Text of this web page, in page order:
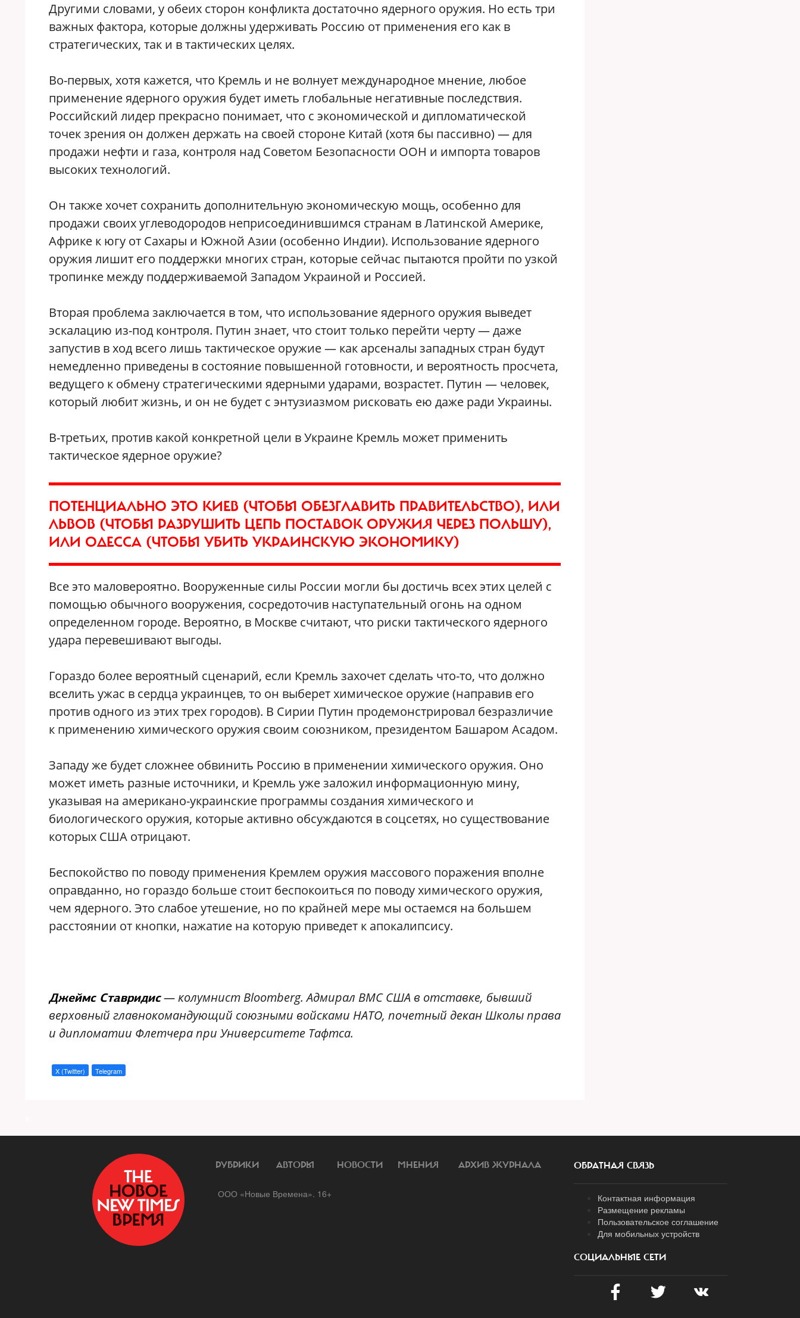
Другими словами, у обеих сторон конфликта достаточно ядерного оружия. Но есть три
важных фактора, которые должны удерживать Россию от применения его как в
стратегических, так и в тактических целях.
Во-первых, хотя кажется, что Кремль и не волнует международное мнение, любое
применение ядерного оружия будет иметь глобальные негативные последствия.
Российский лидер прекрасно понимает, что с экономической и дипломатической
точек зрения он должен держать на своей стороне Китай (хотя бы пассивно) — для
продажи нефти и газа, контроля над Советом Безопасности ООН и импорта товаров
высоких технологий.
Он также хочет сохранить дополнительную экономическую мощь, особенно для
продажи своих углеводородов неприсоединившимся странам в Латинской Америке,
Африке к югу от Сахары и Южной Азии (особенно Индии). Использование ядерного
оружия лишит его поддержки многих стран, которые сейчас пытаются пройти по узкой
тропинке между поддерживаемой Западом Украиной и Россией.
Вторая проблема заключается в том, что использование ядерного оружия выведет
эскалацию из-под контроля. Путин знает, что стоит только перейти черту — даже
запустив в ход всего лишь тактическое оружие — как арсеналы западных стран будут
немедленно приведены в состояние повышенной готовности, и вероятность просчета,
ведущего к обмену стратегическими ядерными ударами, возрастет. Путин — человек,
который любит жизнь, и он не будет с энтузиазмом рисковать ею даже ради Украины.
В-третьих, против какой конкретной цели в Украине Кремль может применить
тактическое ядерное оружие?
ПОТЕНЦИАЛЬНО ЭТО КИЕВ (ЧТОБЫ ОБЕЗГЛАВИТЬ ПРАВИТЕЛЬСТВО), ИЛИ
ЛЬВОВ (ЧТОБЫ РАЗРУШИТЬ ЦЕПЬ ПОСТАВОК ОРУЖИЯ ЧЕРЕЗ ПОЛЬШУ),
ИЛИ ОДЕССА (ЧТОБЫ УБИТЬ УКРАИНСКУЮ ЭКОНОМИКУ)
Все это маловероятно. Вооруженные силы России могли бы достичь всех этих целей с
помощью обычного вооружения, сосредоточив наступательный огонь на одном
определенном городе. Вероятно, в Москве считают, что риски тактического ядерного
удара перевешивают выгоды.
Гораздо более вероятный сценарий, если Кремль захочет сделать что-то, что должно
вселить ужас в сердца украинцев, то он выберет химическое оружие (направив его
против одного из этих трех городов). В Сирии Путин продемонстрировал безразличие
к применению химического оружия своим союзником, президентом Башаром Асадом.
Западу же будет сложнее обвинить Россию в применении химического оружия. Оно
может иметь разные источники, и Кремль уже заложил информационную мину,
указывая на американо-украинские программы создания химического и
биологического оружия, которые активно обсуждаются в соцсетях, но существование
которых США отрицают.
Беспокойство по поводу применения Кремлем оружия массового поражения вполне
оправданно, но гораздо больше стоит беспокоиться по поводу химического оружия,
чем ядерного. Это слабое утешение, но по крайней мере мы остаемся на большем
расстоянии от кнопки, нажатие на которую приведет к апокалипсису.
Джеймс Ставридис— колумнист Bloomberg. Адмирал ВМС США в отставке, бывший
верховный главнокомандующий союзными войсками НАТО, почетный декан Школы права
и дипломатии Флетчера при Университете Тафтса.
X (Twitter) Telegram
РУБРИКИ АВТОРЫ НОВОСТИ МНЕНИЯ АРХИВ ЖУРНАЛА
ООО «Новые Времена». 16+
ОБРАТНАЯ СВЯЗЬ
Контактная информация
Размещение рекламы
Пользовательское соглашение
Для мобильных устройств
СОЦИАЛЬНЫЕ СЕТИ